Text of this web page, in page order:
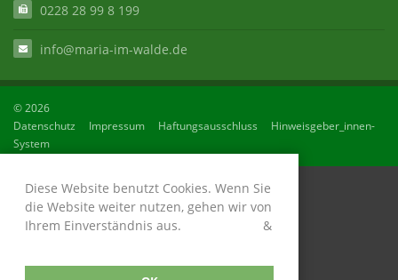
Diese Website benutzt Cookies. Wenn Sie
die Website weiter nutzen, gehen wir von
Ihrem Einverständnis aus.
&
0228 28 99 8 199
info@maria-im-walde.de
© 2026
Datenschutz
Impressum Haftungsausschluss
Hinweisgeber_innen-
System